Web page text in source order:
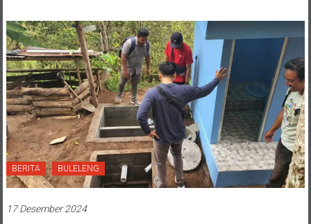
BERITA BULELENG
17 Desember 2024